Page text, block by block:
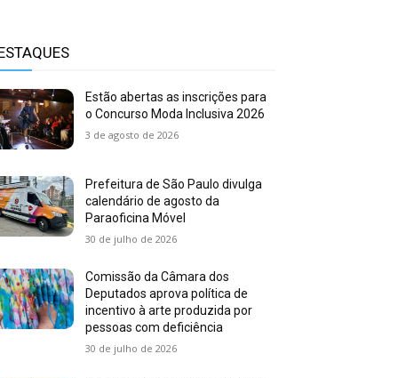
Estão abertas as inscrições para
o Concurso Moda Inclusiva 2026
3 de agosto de 2026
Prefeitura de São Paulo divulga
calendário de agosto da
Paraoficina Móvel
30 de julho de 2026
Comissão da Câmara dos
Deputados aprova política de
incentivo à arte produzida por
pessoas com deficiência
30 de julho de 2026